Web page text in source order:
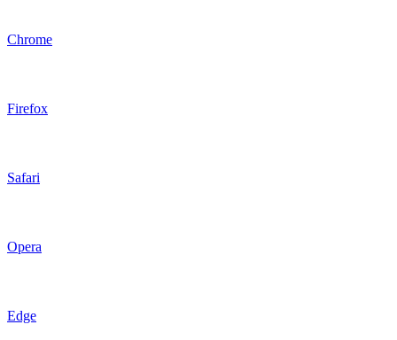
Chrome
Firefox
Safari
Opera
Edge